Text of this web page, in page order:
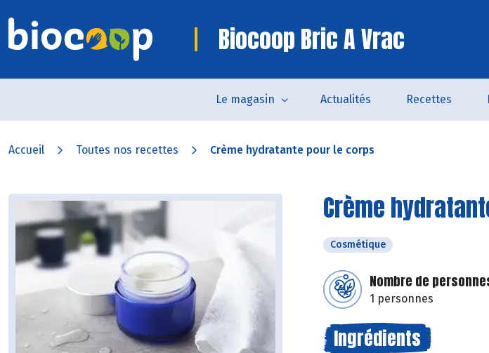
Biocoop Bric A Vrac
Le magasin Actualités Recettes
Accueil Toutes nos recettes Crème hydratante pour le corps
Crème
Cosmétique
Nombre de
1 personnes
Ingrédients